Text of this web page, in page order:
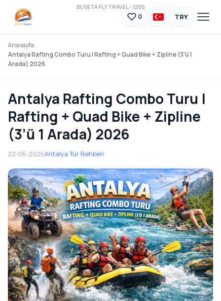
BUSETA FLY TRAVEL - 1295
0 TRY
Anasayfa
Antalya Rafting Combo Turu | Rafting + Quad Bike + Zipline (3’ü 1
Arada) 2026
Antalya Rafting Combo Turu |
Rafting + Quad Bike + Zipline
(3’ü 1 Arada) 2026
22-06-2026Antalya Tur Rehberi